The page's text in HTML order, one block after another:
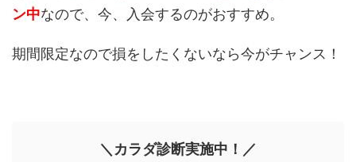
ン中なので、今、入会するのがおすすめ。
期間限定なので損をしたくないなら今がチャンス！
＼カラダ診断実施中！／